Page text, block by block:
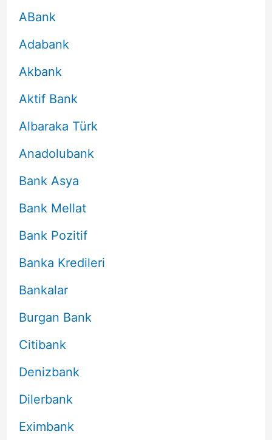
ABank
Adabank
Akbank
Aktif Bank
Albaraka Türk
Anadolubank
Bank Asya
Bank Mellat
Bank Pozitif
Banka Kredileri
Bankalar
Burgan Bank
Citibank
Denizbank
Dilerbank
Eximbank